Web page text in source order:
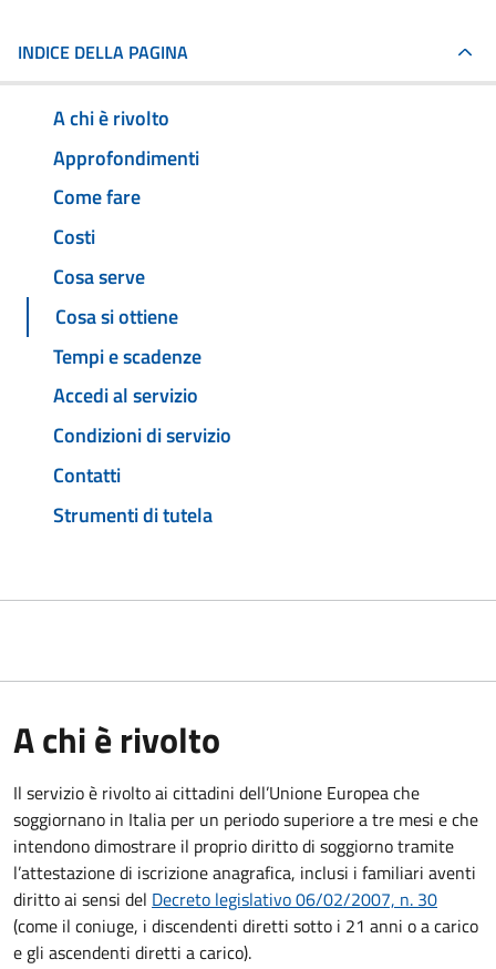
INDICE DELLA PAGINA
A chi è rivolto
Approfondimenti
Come fare
Costi
Cosa serve
Cosa si ottiene
Tempi e scadenze
Accedi al servizio
Condizioni di servizio
Contatti
Strumenti di tutela
A chi è rivolto
Il servizio è rivolto ai cittadini dell’Unione Europea che
soggiornano in Italia per un periodo superiore a tre mesi e che
intendono dimostrare il proprio diritto di soggiorno tramite
l’attestazione di iscrizione anagrafica, inclusi i familiari aventi
diritto ai sensi del Decreto legislativo 06/02/2007, n. 30
(come il coniuge, i discendenti diretti sotto i 21 anni o a carico
e gli ascendenti diretti a carico).